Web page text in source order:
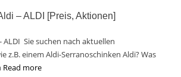
– ALDI [Preis, Aktionen]
ALDI Sie suchen nach aktuellen
z.B. einem Aldi-Serranoschinken Aldi? Was
Read more